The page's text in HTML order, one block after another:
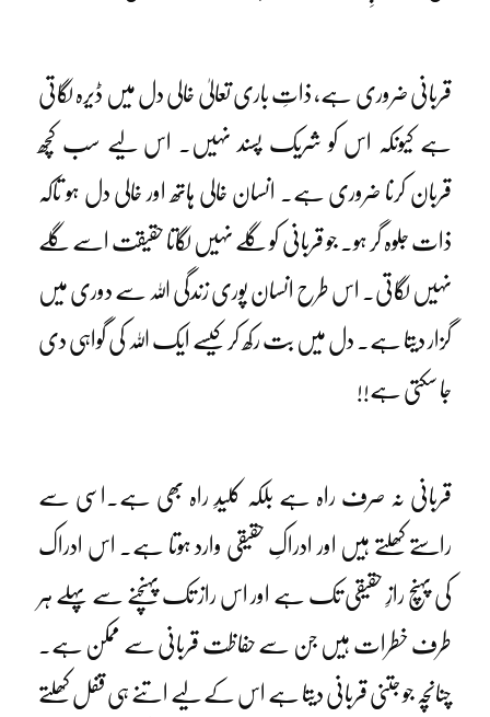
قربانی ضروری ہے، ذاتِ باری تعالیٰ خالی دل میں ڈیرہ لگاتی
ہے کیونکہ اس کو شریک پسند نہیں۔ اس لیے سب کچھ
قربان کرنا ضروری ہے۔ انسان خالی ہاتھ اور خالی دل ہو تاکہ
ذات جلوہ گر ہو۔ جو قربانی کو گلے نہیں لگاتا حقیقت اسے گلے
نہیں لگاتی۔ اس طرح انسان پوری زندگی اللہ سے دوری میں
گزار دیتا ہے۔ دل میں بت رکھ کر کیسے ایک اللہ کی گواہی دی
جا سکتی ہے!!
قربانی نہ صرف راہ ہے بلکہ کلیدِ راہ بھی ہے۔اسی سے
راستے کھلتے ہیں اور ادراکِ حقیقی وارد ہوتا ہے۔ اس ادراک
کی پہنچ رازِ حقیقی تک ہے اور اس راز تک پہنچنے سے پہلے ہر
طرف خطرات ہیں جن سے حفاظت قربانی سے ممکن ہے۔
چنانچہ جو جتنی قربانی دیتا ہے اس کے لیے اتنے ہی قفل کھلتے